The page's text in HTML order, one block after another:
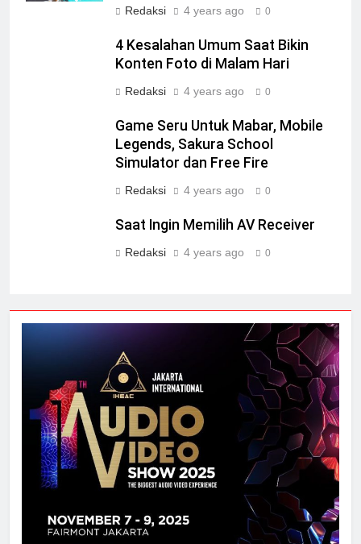
Redaksi 4 years ago 0
4 Kesalahan Umum Saat Bikin
Konten Foto di Malam Hari
Redaksi 4 years ago 0
Game Seru Untuk Mabar, Mobile
Legends, Sakura School
Simulator dan Free Fire
Redaksi 4 years ago 0
Saat Ingin Memilih AV Receiver
Redaksi 4 years ago 0